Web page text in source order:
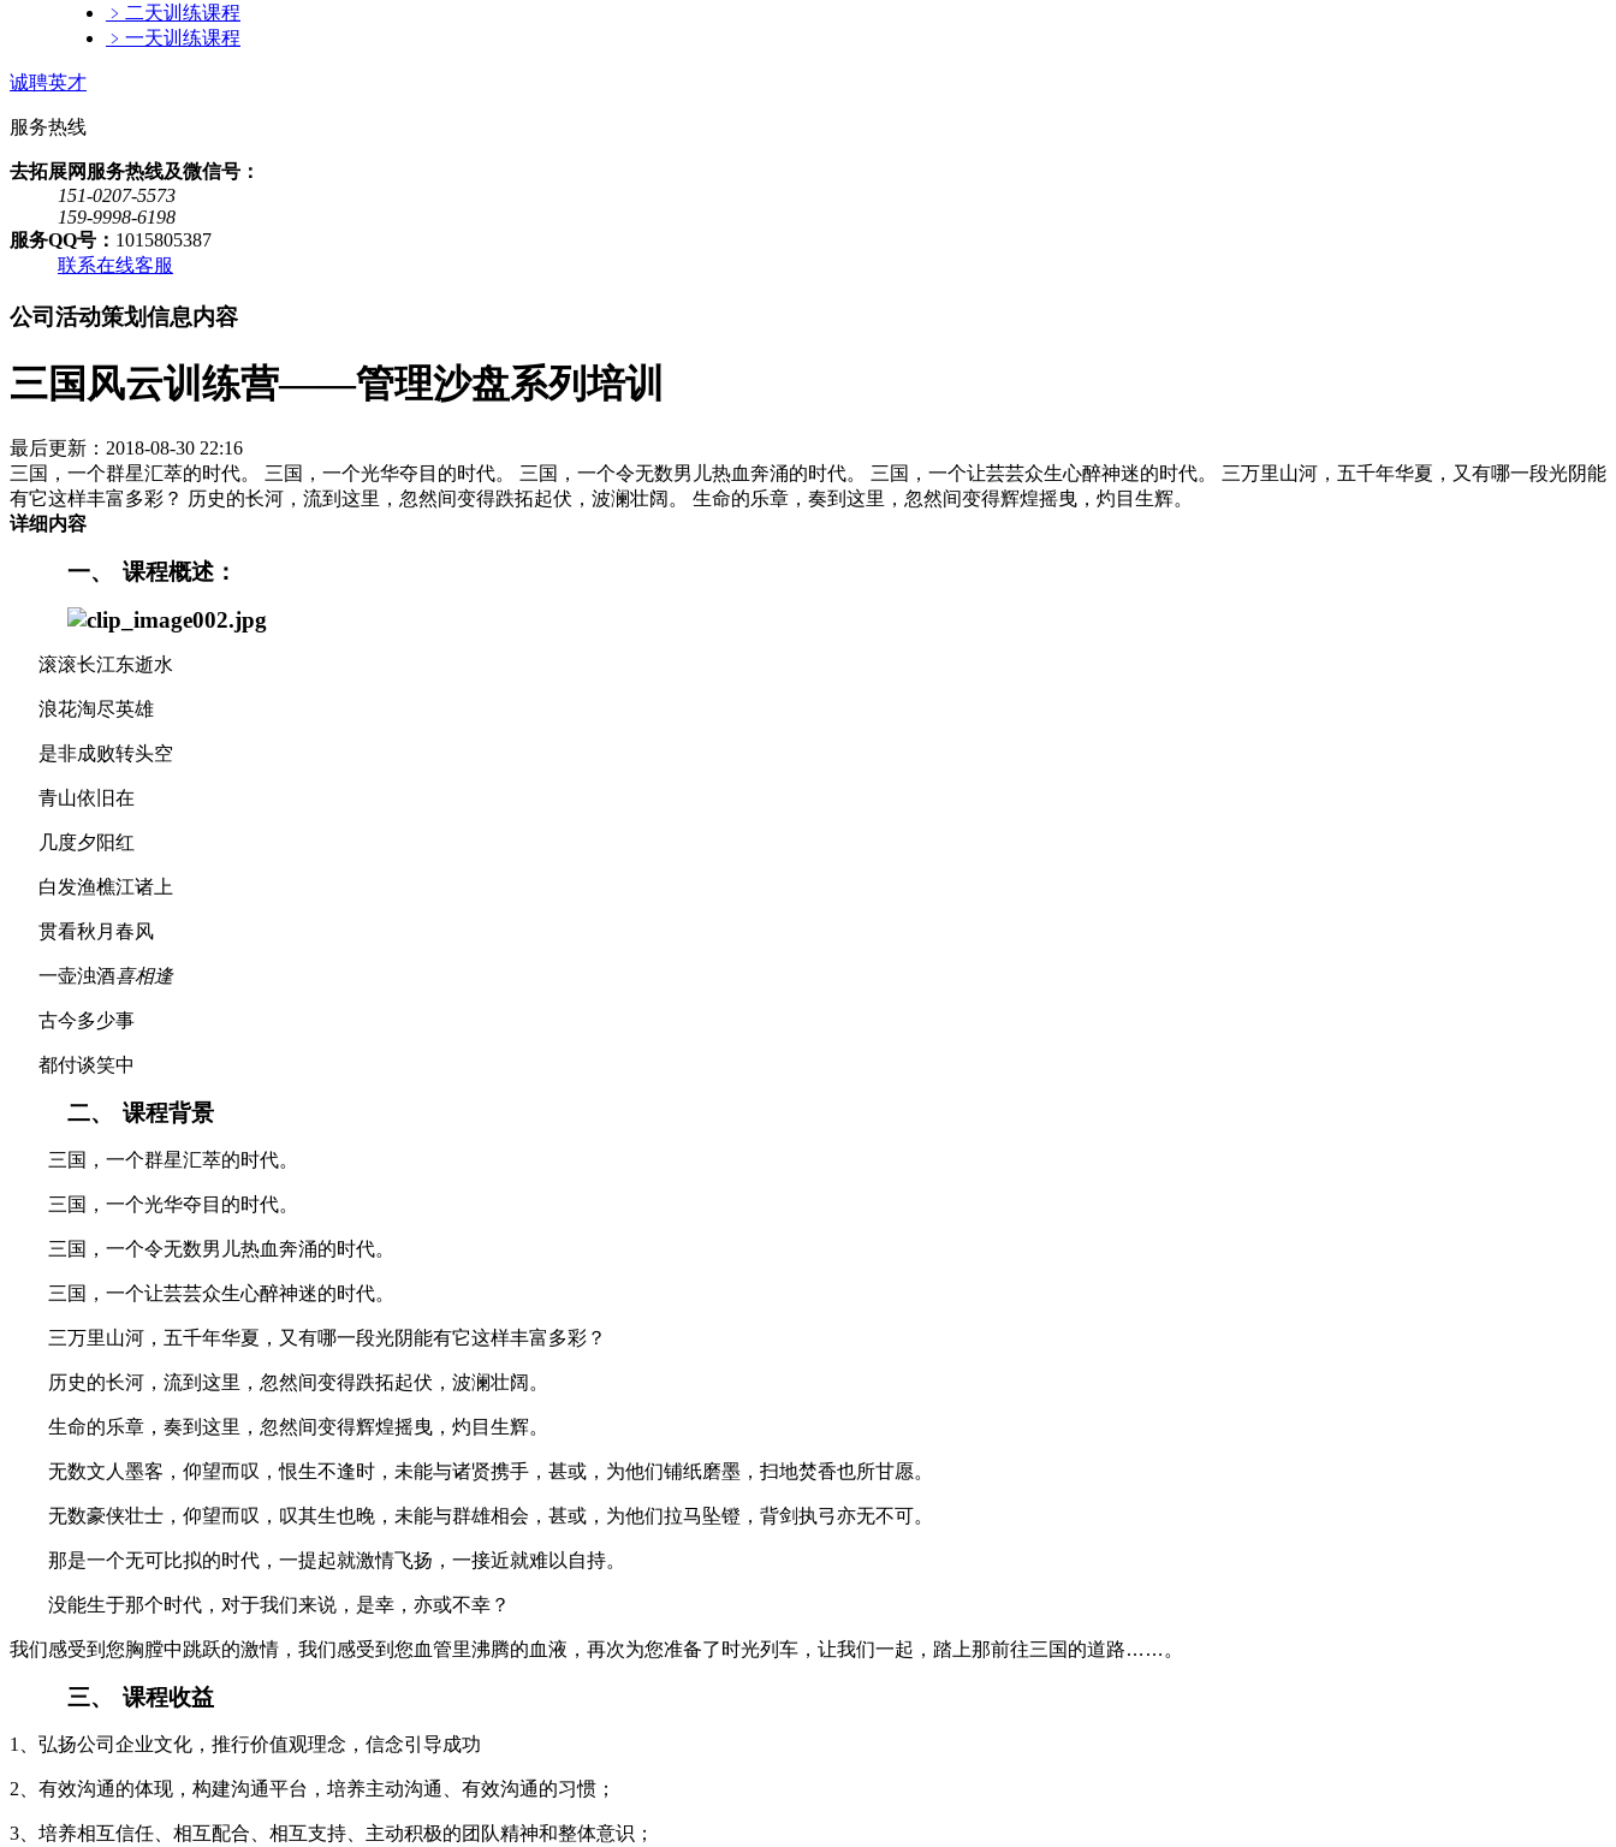
﹥ 二天训练课程
﹥ 一天训练课程
诚聘英才
服务热线
去拓展网服务热线及微信号：
151-0207-5573
159-9998-6198
服务QQ号： 1015805387
联系在线客服
公司活动策划信息内容
三国风云训练营——管理沙盘系列培训
最后更新：2018-08-30 22:16
三国，一个群星汇萃的时代。 三国，一个光华夺目的时代。 三国，一个令无数男儿热血奔涌的时代。 三国，一个让芸芸众生心醉神迷的时代。 三万里山河，五千年华夏，又有哪一段光阴能
有它这样丰富多彩？ 历史的长河，流到这里，忽然间变得跌拓起伏，波澜壮阔。 生命的乐章，奏到这里，忽然间变得辉煌摇曳，灼目生辉。
详细内容
一、 课程概述：
滚滚长江东逝水
浪花淘尽英雄
是非成败转头空
青山依旧在
几度夕阳红
白发渔樵江诸上
贯看秋月春风
一壶浊酒喜相逢
古今多少事
都付谈笑中
二、 课程背景
三国，一个群星汇萃的时代。
三国，一个光华夺目的时代。
三国，一个令无数男儿热血奔涌的时代。
三国，一个让芸芸众生心醉神迷的时代。
三万里山河，五千年华夏，又有哪一段光阴能有它这样丰富多彩？
历史的长河，流到这里，忽然间变得跌拓起伏，波澜壮阔。
生命的乐章，奏到这里，忽然间变得辉煌摇曳，灼目生辉。
无数文人墨客，仰望而叹，恨生不逢时，未能与诸贤携手，甚或，为他们铺纸磨墨，扫地焚香也所甘愿。
无数豪侠壮士，仰望而叹，叹其生也晚，未能与群雄相会，甚或，为他们拉马坠镫，背剑执弓亦无不可。
那是一个无可比拟的时代，一提起就激情飞扬，一接近就难以自持。
没能生于那个时代，对于我们来说，是幸，亦或不幸？
我们感受到您胸膛中跳跃的激情，我们感受到您血管里沸腾的血液，再次为您准备了时光列车，让我们一起，踏上那前往三国的道路……。
三、 课程收益
1、弘扬公司企业文化，推行价值观理念，信念引导成功
2、有效沟通的体现，构建沟通平台，培养主动沟通、有效沟通的习惯；
3、培养相互信任、相互配合、相互支持、主动积极的团队精神和整体意识；